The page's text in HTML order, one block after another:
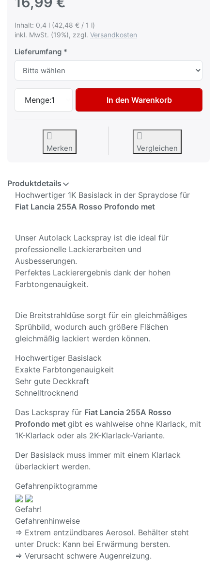
Inhalt: 0,4 l (42,48 € / 1 l)
inkl. MwSt. (19%), zzgl. Versandkosten
Lieferumfang
Menge:1
Autolack Spraydose für Fiat Lancia
In den Warenkorb
Merken Vergleichen
Produktdetails
Hochwertiger 1K Basislack in der Spraydose für
Fiat Lancia 255A Rosso Profondo met
Unser Autolack Lackspray ist die ideal für
professionelle Lackierarbeiten und
Ausbesserungen.
Perfektes Lackierergebnis dank der hohen
Farbtongenauigkeit.
Die Breitstrahldüse sorgt für ein gleichmäßiges
Sprühbild, wodurch auch größere Flächen
gleichmäßig lackiert werden können.
Hochwertiger Basislack
Exakte Farbtongenauigkeit
Sehr gute Deckkraft
Schnelltrocknend
Das Lackspray für Fiat Lancia 255A Rosso
Profondo met gibt es wahlweise ohne Klarlack, mit
1K-Klarlack oder als 2K-Klarlack-Variante.
Der Basislack muss immer mit einem Klarlack
überlackiert werden.
Gefahrenpiktogramme
Gefahr!
Gefahrenhinweise
⇒ Extrem entzündbares Aerosol. Behälter steht
unter Druck: Kann bei Erwärmung bersten.
⇒ Verursacht schwere Augenreizung.